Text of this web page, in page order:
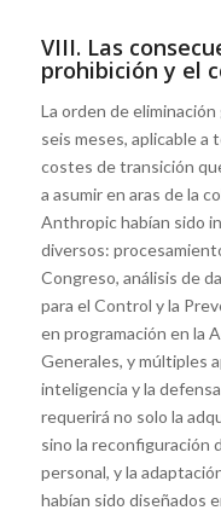
VIII. Las
prohibición y el
La orden de
seis meses, aplicable a
costes de transición
a asumir en aras de la
Anthropic habían sido
diversos:
Congreso, análisis de
para el Control y la
en programación en la
Generales, y múltiples
inteligencia y la
requerirá no solo la
sino la reconfiguración
personal, y la
habían sido diseñados